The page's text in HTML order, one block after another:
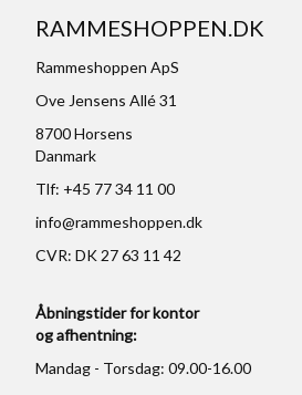
RAMMESHOPPEN.DK
Rammeshoppen ApS
Ove Jensens Allé 31
8700 Horsens
Danmark
Tlf: +45 77 34 11 00
info@rammeshoppen.dk
CVR: DK 27 63 11 42
Åbningstider for kontor
og afhentning:
Mandag - Torsdag: 09.00-16.00